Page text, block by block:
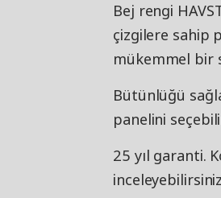
Bej rengi
çizgilere sahip
mükemmel bir
Bütünlüğü
panelini
25 yıl garanti.